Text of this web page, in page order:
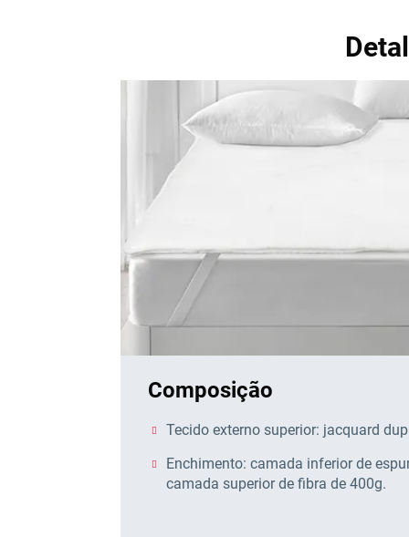
Composição
Tecido externo superior: jacquard
Enchimento: camada inferior de
camada superior de fibra de 400g.